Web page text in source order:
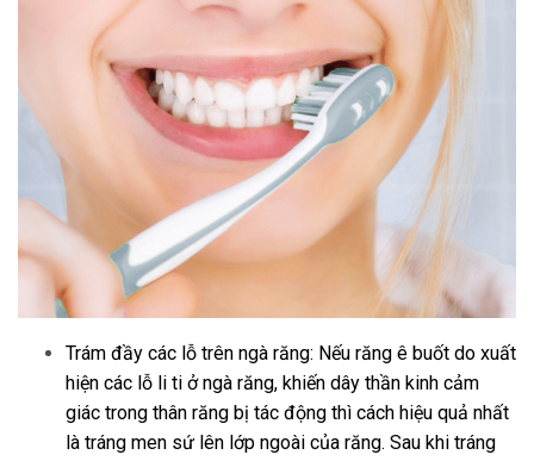
Trám đầy các lỗ trên ngà răng: Nếu răng ê buốt do xuất
hiện các lỗ li ti ở ngà răng, khiến dây thần kinh cảm
giác trong thân răng bị tác động thì cách hiệu quả nhất
là tráng men sứ lên lớp ngoài của răng. Sau khi tráng